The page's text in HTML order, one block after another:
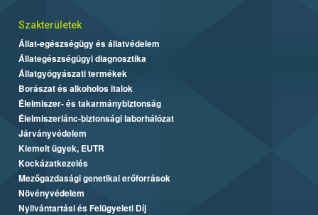
Szakterületek
Állat-egészségügy és állatvédelem
Állategészségügyi diagnosztika
Állatgyógyászati termékek
Borászat és alkoholos italok
Élelmiszer- és takarmánybiztonság
Élelmiszerlánc-biztonsági laborhálózat
Járványvédelem
Kiemelt ügyek, EUTR
Kockázatkezelés
Mezőgazdasági genetikai erőforrások
Növényvédelem
Nyilvántartási és Felügyeleti Díj